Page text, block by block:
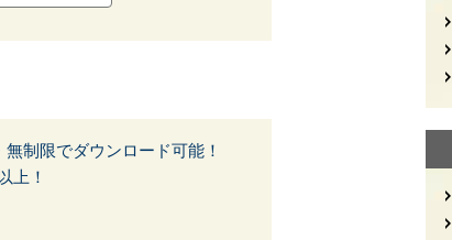
制限でダウンロード可能！
上！